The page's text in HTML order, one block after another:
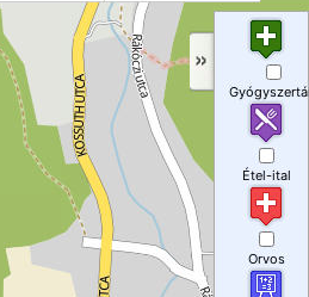
Étel-ital
Orvos